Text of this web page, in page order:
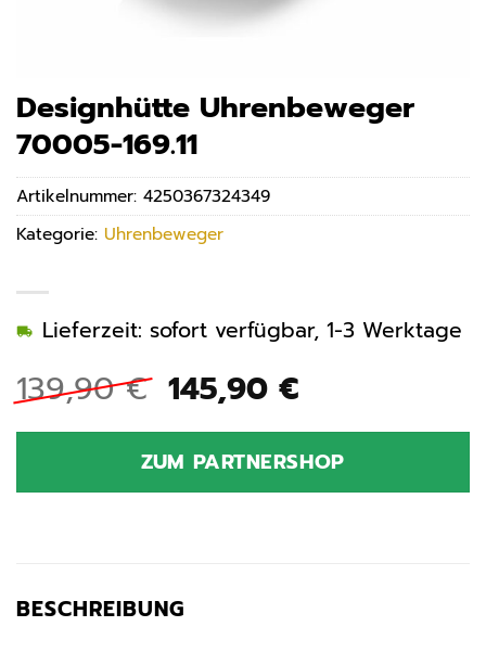
Designhütte Uhrenbeweger
70005-169.11
139,90€ Ursprünglicher
Preis
war:
139,90 €
145,90 €Aktueller
ist:
145,90 €.
Lieferzeit: sofort verfügbar, 1-3 Werktage
ZUM PARTNERSHOP
Artikelnummer: 4250367324349
Kategorie: Uhrenbeweger
BESCHREIBUNG